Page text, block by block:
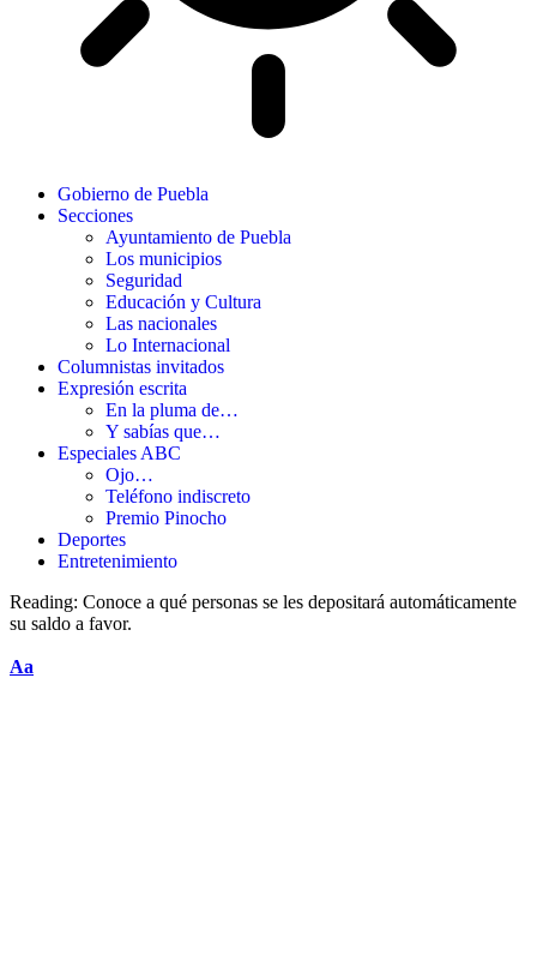
Gobierno de Puebla
Secciones
Ayuntamiento de Puebla
Los municipios
Seguridad
Educación y Cultura
Las nacionales
Lo Internacional
Columnistas invitados
Expresión escrita
En la pluma de…
Y sabías que…
Especiales ABC
Ojo…
Teléfono indiscreto
Premio Pinocho
Deportes
Entretenimiento
Reading: Conoce a qué personas se les depositará automáticamente
su saldo a favor.
Aa